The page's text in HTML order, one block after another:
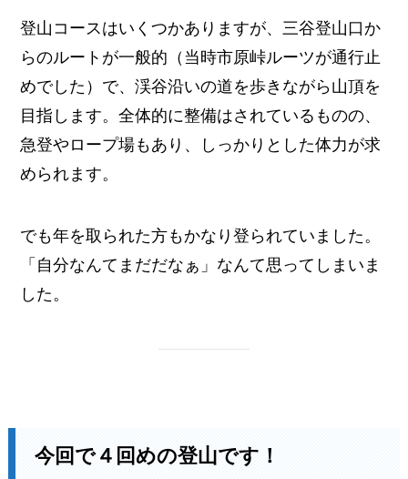
登山コースはいくつかありますが、三谷登山口か
らのルートが一般的（当時市原峠ルーツが通行止
めでした）で、渓谷沿いの道を歩きながら山頂を
目指します。全体的に整備はされているものの、
急登やロープ場もあり、しっかりとした体力が求
められます。
でも年を取られた方もかなり登られていました。
「自分なんてまだだなぁ」なんて思ってしまいま
した。
今回で４回めの登山です！